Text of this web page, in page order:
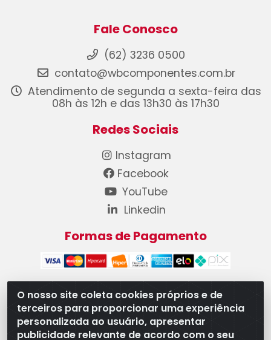
O nosso site coleta cookies próprios e de
terceiros para proporcionar uma experiência
personalizada ao usuário, apresentar
publicidade relevante de acordo com o seu
Fale Conosco
(62) 3236 0500
contato@wbcomponentes.com.br
Atendimento de segunda a sexta-feira das
08h às 12h e das 13h30 às 17h30
Redes Sociais
Instagram
Facebook
YouTube
Linkedin
Formas de Pagamento
WB Componentes Automotivos LTDA - CNPJ
08.528.393/0001-12 - Rua do Níquel, 667 - Parque
Oeste Industrial, Goiânia/GO - CEP 74375-660